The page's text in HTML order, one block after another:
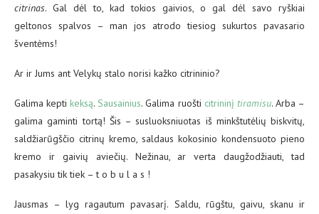
citrinas. Gal dėl to, kad tokios gaivios, o gal dėl savo ryškiai
geltonos spalvos – man jos atrodo tiesiog sukurtos pavasario
šventėms!
Ar ir Jums ant Velykų stalo norisi kažko citrininio?
Galima keptikeksą.Sausainius. Galima ruošti citrininį tiramisu. Arba –
galima gaminti tortą! Šis – susluoksniuotas iš minkštutėlių biskvitų,
saldžiarūgščio citrinų kremo, saldaus kokosinio kondensuoto pieno
kremo ir gaivių aviečių. Nežinau, ar verta daugžodžiauti, tad
pasakysiu tik tiek – t o b u l a s !
Jausmas – lyg ragautum pavasarį. Saldu, rūgštu, gaivu, skanu ir